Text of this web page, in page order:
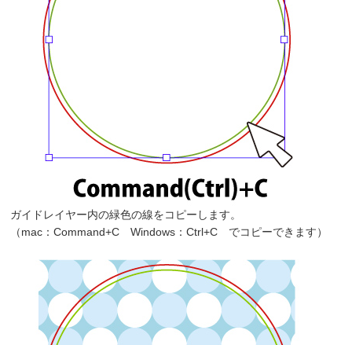
ガイドレイヤー内の緑色の線をコピーします。
（mac：Command+C Windows：Ctrl+C でコピーできます）